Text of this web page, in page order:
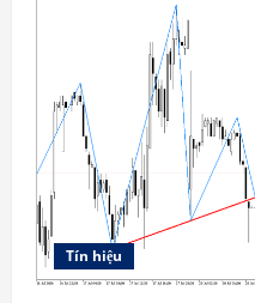
Tín hiệu